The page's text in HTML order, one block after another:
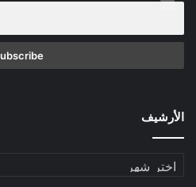
الأرشيف
الأرشيف